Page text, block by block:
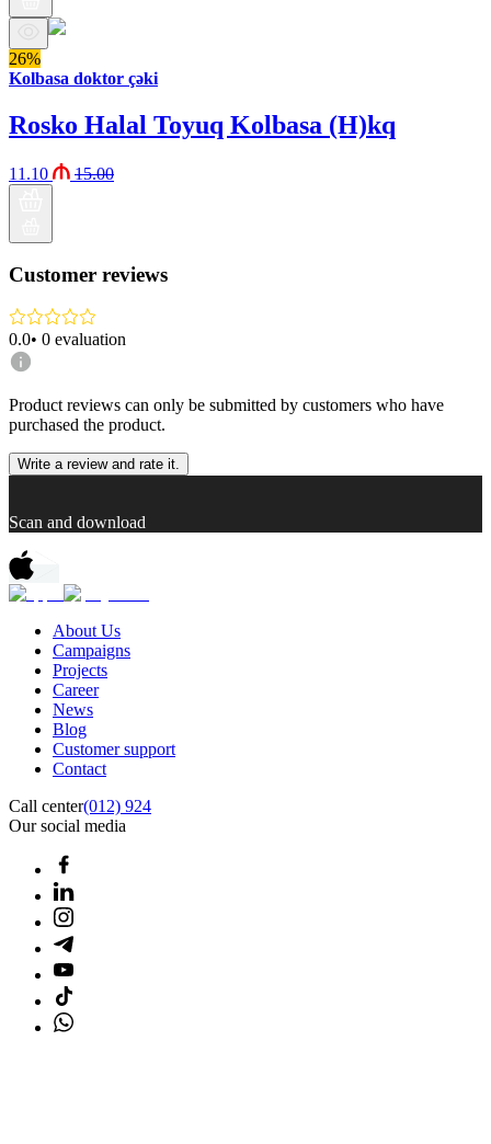
26%
Kolbasa doktor çəki
Rosko Halal Toyuq Kolbasa (H)kq
11.10 15.00
Customer reviews
0.0• 0 evaluation
Product reviews can only be submitted by customers who have
purchased the product.
Write a review and rate it.
Scan and download
About Us
Campaigns
Projects
Career
News
Blog
Customer support
Contact
Call center(012) 924
Our social media